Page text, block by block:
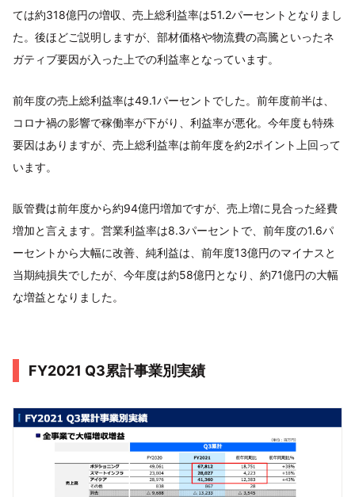
ては約318億円の増収、売上総利益率は51.2パーセントとなりまし
た。後ほどご説明しますが、部材価格や物流費の高騰といったネ
ガティブ要因が入った上での利益率となっています。
前年度の売上総利益率は49.1パーセントでした。前年度前半は、
コロナ禍の影響で稼働率が下がり、利益率が悪化。今年度も特殊
要因はありますが、売上総利益率は前年度を約2ポイント上回って
います。
販管費は前年度から約94億円増加ですが、売上増に見合った経費
増加と言えます。営業利益率は8.3パーセントで、前年度の1.6パ
ーセントから大幅に改善、純利益は、前年度13億円のマイナスと
当期純損失でしたが、今年度は約58億円となり、約71億円の大幅
な増益となりました。
FY2021 Q3累計事業別実績